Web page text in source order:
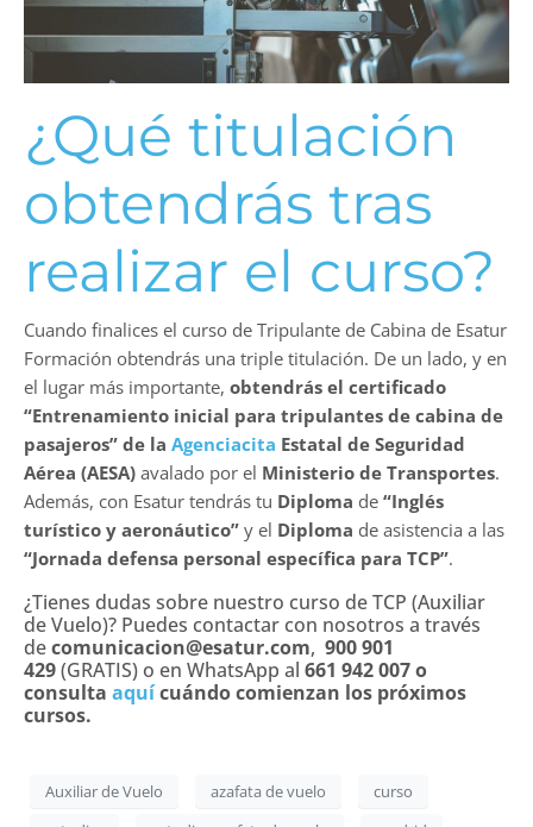
¿Qué titulación
obtendrás tras
realizar el curso?
Cuando finalices el curso de Tripulante de Cabina de Esatur
Formación obtendrás una triple titulación. De un lado, y en
el lugar más importante, obtendrás el certificado
“Entrenamiento inicial para tripulantes de cabina de
pasajeros” de la Agenciacita Estatal de Seguridad
Aérea (AESA) avalado por el Ministerio de Transportes.
Además, con Esatur tendrás tu Diploma de “Inglés
turístico y aeronáutico” y el Diploma de asistencia a las
“Jornada defensa personal específica para TCP”.
¿Tienes dudas sobre nuestro curso de TCP (Auxiliar
de Vuelo)? Puedes contactar con nosotros a través
decomunicacion@esatur.com, 900 901
429(GRATIS) o en WhatsApp al 661 942 007 o
consulta aquícuándo comienzan los próximos
cursos.
Auxiliar de Vuelo azafata de vuelo
curso